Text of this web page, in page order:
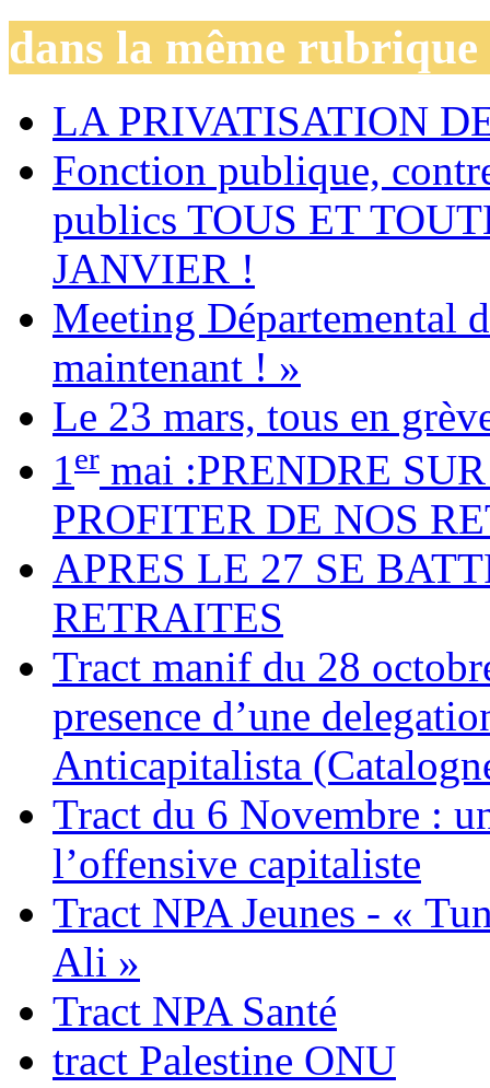
dans la même rubrique
LA PRIVATISATION
Fonction publique,
publics TOUS ET
JANVIER !
Meeting Départemental
maintenant ! »
Le 23 mars, tous en
1er mai :PRENDRE
PROFITER DE NOS
APRES LE 27 SE
RETRAITES
Tract manif du 28
presence d’une
Anticapitalista
Tract du 6 Novembre :
l’offensive capitaliste
Tract NPA Jeunes - «
Ali »
Tract NPA Santé
tract Palestine ONU